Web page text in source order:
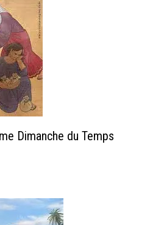
Dimanche du Temps